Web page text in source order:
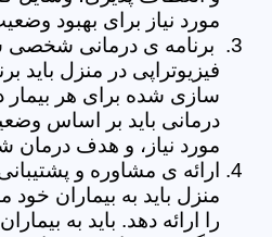
مورد نیاز برای بهبود
برنامه ی درمانی
فیزیوتراپی در منزل
سازی شده برای هر بیمار
درمانی باید بر اساس
مورد نیاز، و هدف
ارائه ی مشاوره و
منزل باید به بیماران
را ارائه دهد. باید به